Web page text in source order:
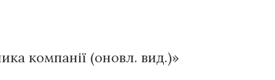
компанії (оновл. вид.)»